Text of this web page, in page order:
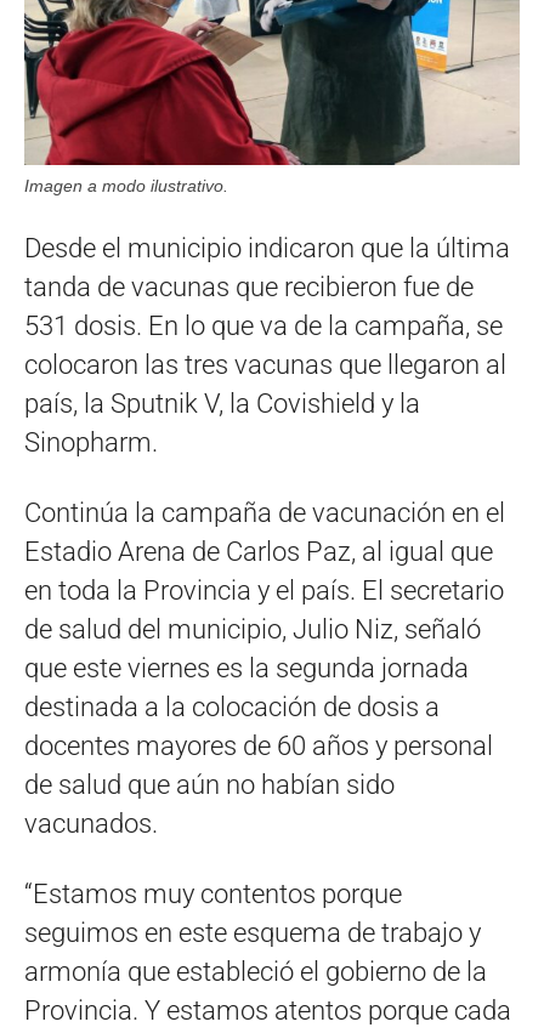
Imagen a modo ilustrativo.
Desde el municipio indicaron que la última
tanda de vacunas que recibieron fue de
531 dosis. En lo que va de la campaña, se
colocaron las tres vacunas que llegaron al
país, la Sputnik V, la Covishield y la
Sinopharm.
Continúa la campaña de vacunación en el
Estadio Arena de Carlos Paz, al igual que
en toda la Provincia y el país. El secretario
de salud del municipio, Julio Niz, señaló
que este viernes es la segunda jornada
destinada a la colocación de dosis a
docentes mayores de 60 años y personal
de salud que aún no habían sido
vacunados.
“Estamos muy contentos porque
seguimos en este esquema de trabajo y
armonía que estableció el gobierno de la
Provincia. Y estamos atentos porque cada